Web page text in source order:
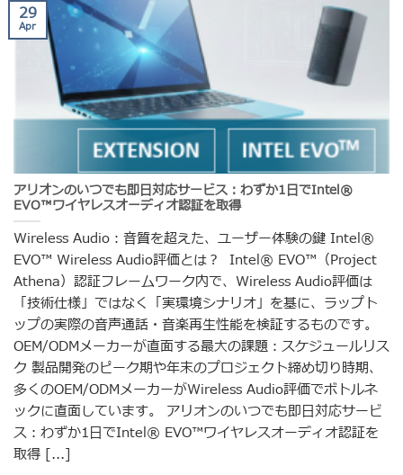
アリオンのいつでも即日対応サービス：わずか1日でIntel®
EVO™ワイヤレスオーディオ認証を取得
Wireless Audio：音質を超えた、ユーザー体験の鍵 Intel®
EVO™ Wireless Audio評価とは？ Intel® EVO™（Project
Athena）認証フレームワーク内で、Wireless Audio評価は
「技術仕様」ではなく「実環境シナリオ」を基に、ラップト
ップの実際の音声通話・音楽再生性能を検証するものです。
OEM/ODMメーカーが直面する最大の課題：スケジュールリス
ク 製品開発のピーク期や年末のプロジェクト締め切り時期、
多くのOEM/ODMメーカーがWireless Audio評価でボトルネ
ックに直面しています。 アリオンのいつでも即日対応サービ
ス：わずか1日でIntel® EVO™ワイヤレスオーディオ認証を
取得 [...]
29
Apr